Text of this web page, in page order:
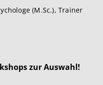
(M.Sc.), Trainer
zur Auswahl!